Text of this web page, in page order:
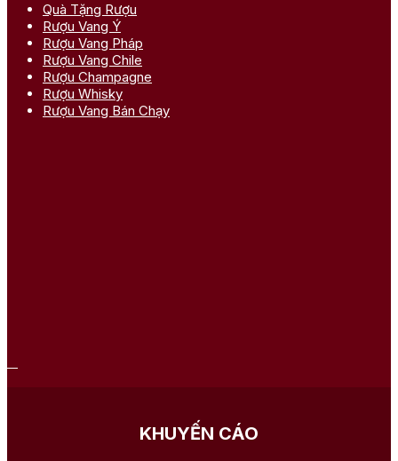
Quà Tặng Rượu
Rượu Vang Ý
Rượu Vang Pháp
Rượu Vang Chile
Rượu Champagne
Rượu Whisky
Rượu Vang Bán Chạy
KHUYẾN CÁO